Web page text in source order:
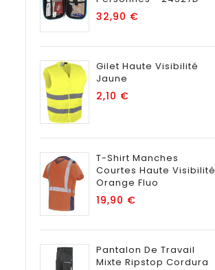
32,90 €
Gilet Haute Visibilité
Jaune
2,10 €
T-Shirt Manches
Courtes Haute Visibilité
Orange Fluo
19,90 €
Pantalon De Travail
Mixte Ripstop Cordura